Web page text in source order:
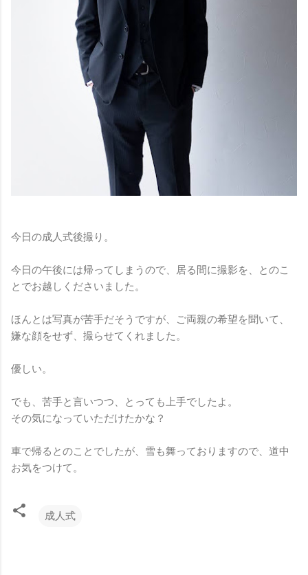
今日の成人式後撮り。
今日の午後には帰ってしまうので、居る間に撮影を、とのこ
とでお越しくださいました。
ほんとは写真が苦手だそうですが、ご両親の希望を聞いて、
嫌な顔をせず、撮らせてくれました。
優しい。
でも、苦手と言いつつ、とっても上手でしたよ。
その気になっていただけたかな？
車で帰るとのことでしたが、雪も舞っておりますので、道中
お気をつけて。
成人式